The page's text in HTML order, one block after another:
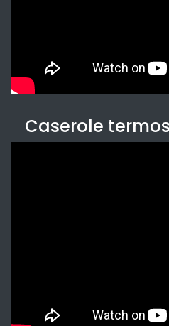
Caserole